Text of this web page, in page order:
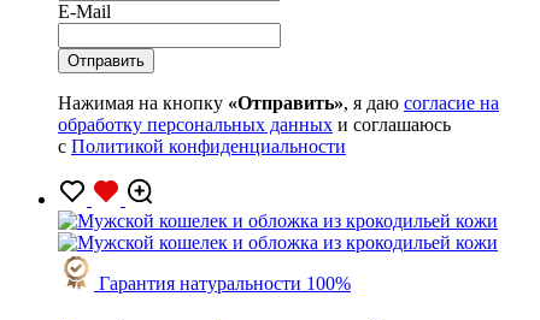
E-Mail
Нажимая на кнопку «Отправить», я даю согласие на
обработку персональных данных и соглашаюсь
с Политикой конфиденциальности
Гарантия натуральности 100%